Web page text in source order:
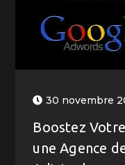
30 novembre
Boostez
une Agence